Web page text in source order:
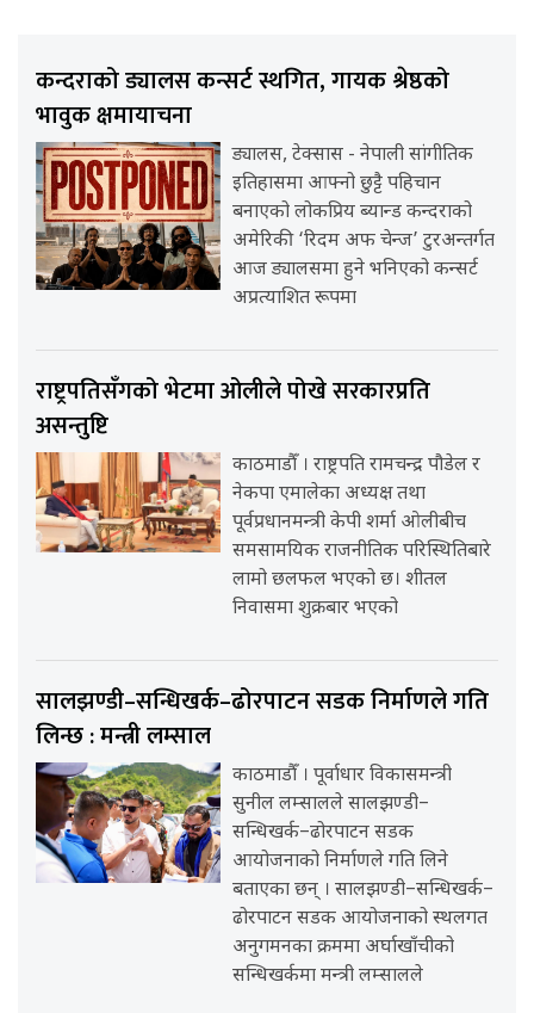
कन्दराको ड्यालस कन्सर्ट स्थगित, गायक श्रेष्ठको
भावुक क्षमायाचना
ड्यालस, टेक्सास - नेपाली सांगीतिक
इतिहासमा आफ्नो छुट्टै पहिचान
बनाएको लोकप्रिय ब्यान्ड कन्दराको
अमेरिकी ‘रिदम अफ चेन्ज’ टुरअन्तर्गत
आज ड्यालसमा हुने भनिएको कन्सर्ट
अप्रत्याशित रूपमा
राष्ट्रपतिसँगको भेटमा ओलीले पोखे सरकारप्रति
असन्तुष्टि
काठमाडौँ । राष्ट्रपति रामचन्द्र पौडेल र
नेकपा एमालेका अध्यक्ष तथा
पूर्वप्रधानमन्त्री केपी शर्मा ओलीबीच
समसामयिक राजनीतिक परिस्थितिबारे
लामो छलफल भएको छ। शीतल
निवासमा शुक्रबार भएको
सालझण्डी–सन्धिखर्क–ढोरपाटन सडक निर्माणले गति
लिन्छ : मन्त्री लम्साल
काठमाडौँ । पूर्वाधार विकासमन्त्री
सुनील लम्सालले सालझण्डी–
सन्धिखर्क–ढोरपाटन सडक
आयोजनाको निर्माणले गति लिने
बताएका छन् । सालझण्डी–सन्धिखर्क–
ढोरपाटन सडक आयोजनाको स्थलगत
अनुगमनका क्रममा अर्घाखाँचीको
सन्धिखर्कमा मन्त्री लम्सालले